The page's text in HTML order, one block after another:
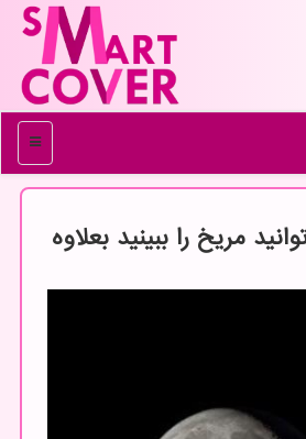
منو
مریخ را ببینید بعلاوه